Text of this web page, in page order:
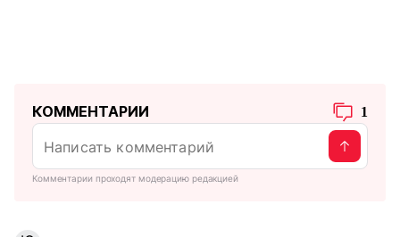
КОММЕНТАРИИ 1
Комментарии проходят модерацию редакцией